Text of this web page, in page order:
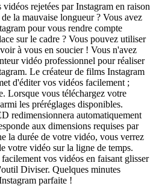
rejetées par Instagram en raison
la mauvaise longueur ? Vous avez
pour vous rendre compte
sur le cadre ? Vous pouvez utiliser
à vous en soucier ! Vous n'avez
vidéo professionnel pour réaliser
Le créateur de films Instagram
d'éditer vos vidéos facilement ;
Lorsque vous téléchargez votre
les préréglages disponibles.
redimensionnera automatiquement
aux dimensions requises par
la durée de votre vidéo, vous verrez
votre vidéo sur la ligne de temps.
vos vidéos en faisant glisser
Diviser. Quelques minutes
parfaite !